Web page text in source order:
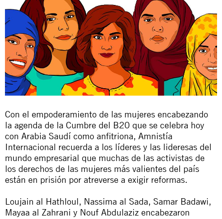
Con el empoderamiento de las mujeres encabezando
la agenda de la Cumbre del B20 que se celebra hoy
con Arabia Saudí como anfitriona, Amnistía
Internacional recuerda a los líderes y las lideresas del
mundo empresarial que muchas de las activistas de
los derechos de las mujeres más valientes del país
están en prisión por atreverse a exigir reformas.
Loujain al Hathloul, Nassima al Sada, Samar Badawi,
Mayaa al Zahrani y Nouf Abdulaziz encabezaron